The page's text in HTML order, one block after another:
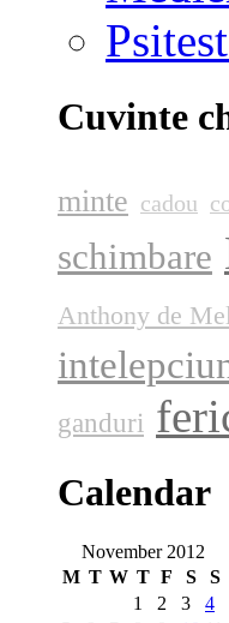
Cuvinte
minte cadou
schimbare
Anthony de
ganduri
Calendar
November 2012
M T W T F S
S
1
2 3
4